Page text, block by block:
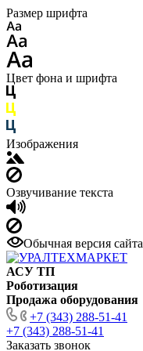
Размер шрифта
Цвет фона и шрифта
Изображения
Озвучивание текста
Обычная версия сайта
АСУ ТП
Роботизация
Продажа оборудования
+7 (343) 288-51-41
+7 (343) 288-51-41
Заказать звонок